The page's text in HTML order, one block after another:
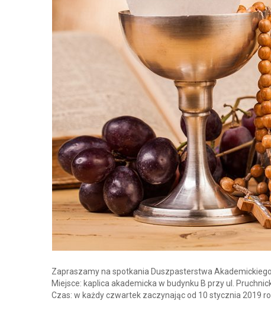
Zapraszamy na spotkania Duszpasterstwa
Miejsce: kaplica akademicka w budynku B przy ul.
Czas: w każdy czwartek zaczynając od 10 stycznia 2019